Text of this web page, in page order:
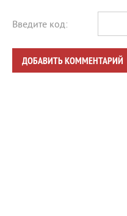
Введите код:
ДОБАВИТЬ КОММЕНТАРИЙ